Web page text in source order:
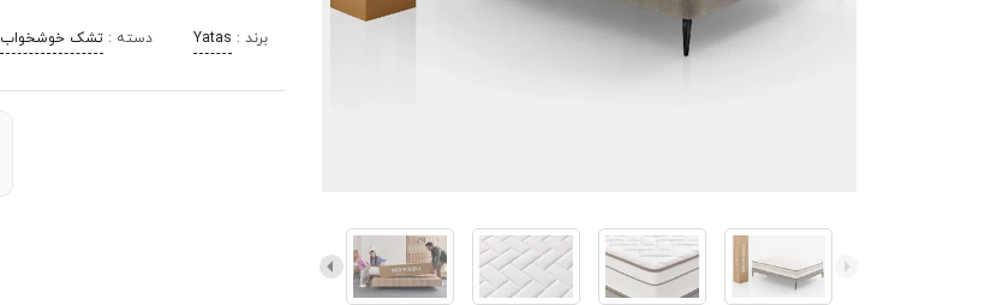
برند : Yatas دسته : تشک خوشخواب